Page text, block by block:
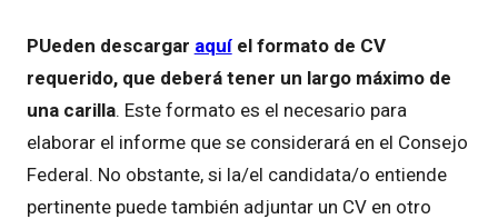
PUeden descargar aquíel formato de CV
requerido, que deberá tener un largo máximo de
una carilla. Este formato es el necesario para
elaborar el informe que se considerará en el Consejo
Federal. No obstante, si la/el candidata/o entiende
pertinente puede también adjuntar un CV en otro